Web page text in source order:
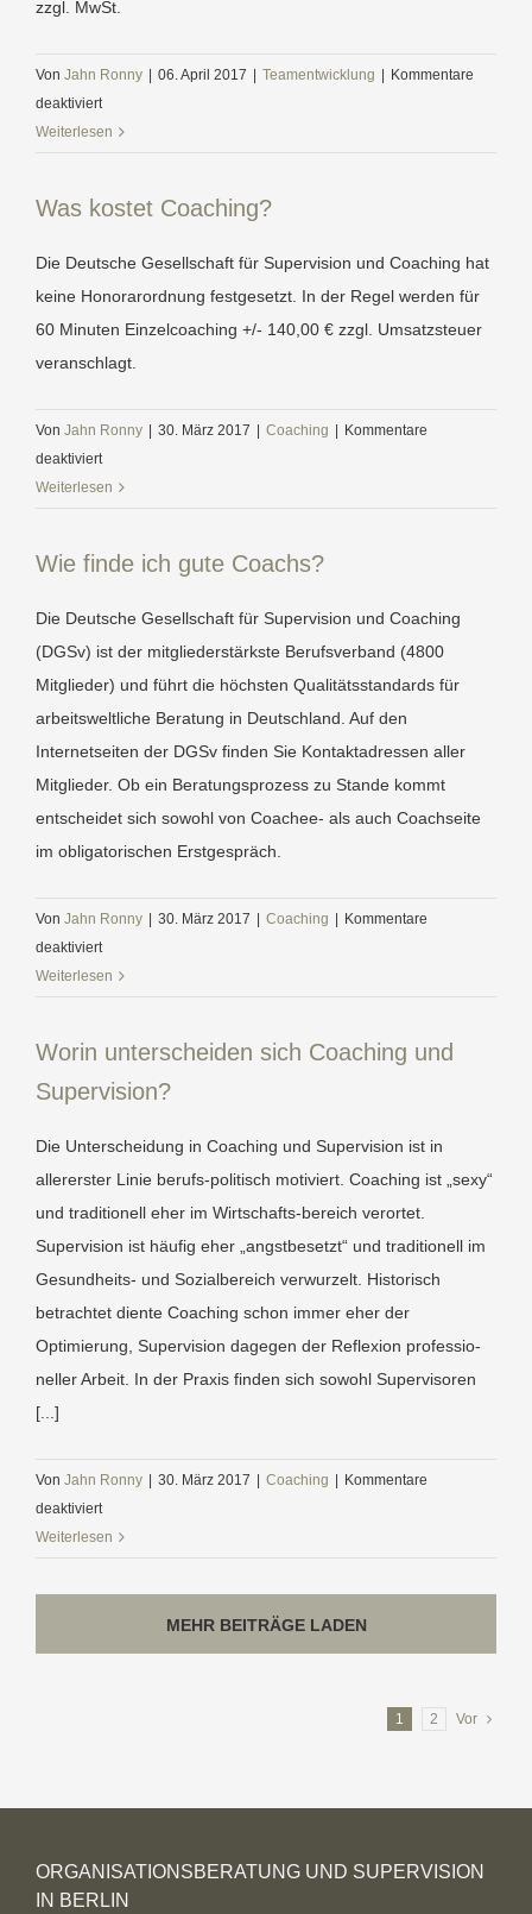
zzgl. MwSt.
Von Jahn Ronny 06. April 2017 Teamentwicklung
Kommentare
deaktiviertfür
Was
Weiterlesen
Was kostet Coaching?
Die Deutsche Gesellschaft für Supervision und Coaching hat
keine Honorarordnung festgesetzt. In der Regel werden für
60 Minuten Einzelcoaching +/- 140,00 € zzgl. Umsatzsteuer
veranschlagt.
Von Jahn Ronny 30. März 2017 Coaching
Kommentare
deaktiviertfür
Was
Weiterlesen
Wie finde ich gute Coachs?
Die Deutsche Gesellschaft für Supervision und Coaching
(DGSv) ist der mitgliederstärkste Berufsverband (4800
Mitglieder) und führt die höchsten Qualitätsstandards für
arbeitsweltliche Beratung in Deutschland. Auf den
Internetseiten der DGSv finden Sie Kontaktadressen aller
Mitglieder. Ob ein Beratungsprozess zu Stande kommt
entscheidet sich sowohl von Coachee- als auch Coachseite
im obligatorischen Erstgespräch.
Von Jahn Ronny 30. März 2017 Coaching
Kommentare
deaktiviertfür
Wie
gute
Coachs?
Weiterlesen
Worin unterscheiden sich Coaching und
Supervision?
Die Unterscheidung in Coaching und Supervision ist in
allererster Linie berufs-politisch motiviert. Coaching ist „sexy“
und traditionell eher im Wirtschafts-bereich verortet.
Supervision ist häufig eher „angstbesetzt“ und traditionell im
Gesundheits- und Sozialbereich verwurzelt. Historisch
betrachtet diente Coaching schon immer eher der
Optimierung, Supervision dagegen der Reflexion professio-
neller Arbeit. In der Praxis finden sich sowohl Supervisoren
[...]
Von Jahn Ronny 30. März 2017 Coaching
Kommentare
deaktiviertfür
Worin
sich
und
Weiterlesen
MEHR BEITRÄGE LADEN
1 2 Vor
ORGANISATIONSBERATUNG UND SUPERVISION
IN BERLIN